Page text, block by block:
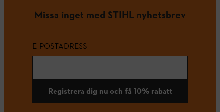
Missa inget med STIHL nyhetsbrev
E-POSTADRESS
Registrera dig nu och få 10% rabatt